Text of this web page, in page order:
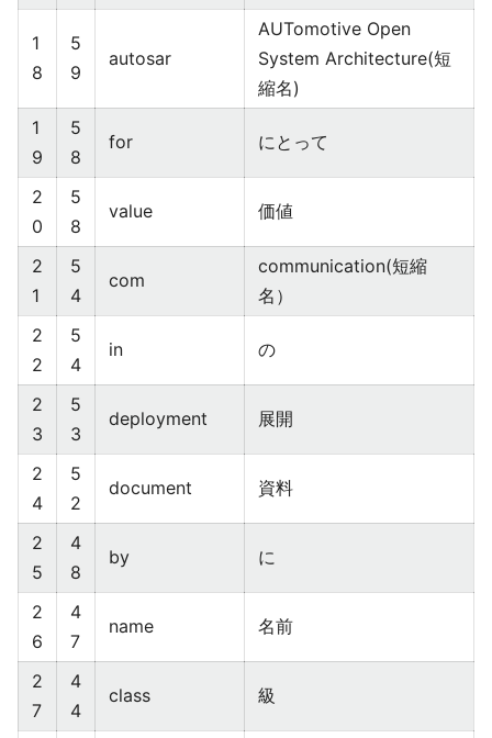
1
8
5
9
autosar
AUTomotive Open
System Architecture(短
縮名)
1
9
5
8
for にとって
2
0
5
8
value 価値
2
1
5
4
com
communication(短縮
名）
2
2
5
4
in の
2
3
5
3
deployment 展開
2
4
5
2
document 資料
2
5
4
8
by に
2
6
4
7
name 名前
2
7
4
4
class 級